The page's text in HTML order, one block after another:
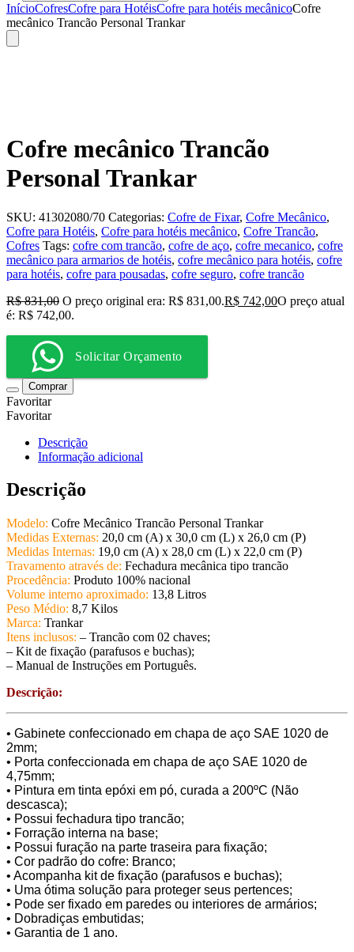
InícioCofresCofre para HotéisCofre para hotéis mecânicoCofre
mecânico Trancão Personal Trankar
Cofre mecânico Trancão
Personal Trankar
SKU: 41302080/70 Categorias: Cofre de Fixar, Cofre Mecânico,
Cofre para Hotéis, Cofre para hotéis mecânico, Cofre Trancão,
Cofres Tags: cofre com trancão, cofre de aço, cofre mecanico, cofre
mecânico para armarios de hotéis, cofre mecânico para hotéis, cofre
para hotéis, cofre para pousadas, cofre seguro, cofre trancão
R$831,00 O preço original era: R$ 831,00.R$ 742,00O preço atual
é: R$ 742,00.
Solicitar Orçamento
Comprar
Favoritar
Favoritar
Descrição
Informação adicional
Descrição
Modelo: Cofre Mecânico Trancão Personal Trankar
Medidas Externas: 20,0 cm (A) x 30,0 cm (L) x 26,0 cm (P)
Medidas Internas: 19,0 cm (A) x 28,0 cm (L) x 22,0 cm (P)
Travamento através de: Fechadura mecânica tipo trancão
Procedência: Produto 100% nacional
Volume interno aproximado: 13,8 Litros
Peso Médio: 8,7 Kilos
Marca: Trankar
Itens inclusos: – Trancão com 02 chaves;
– Kit de fixação (parafusos e buchas);
– Manual de Instruções em Português.
Descrição:
• Gabinete confeccionado em chapa de aço SAE 1020 de
2mm;
• Porta confeccionada em chapa de aço SAE 1020 de
4,75mm;
• Pintura em tinta epóxi em pó, curada a 200ºC (Não
descasca);
• Possui fechadura tipo trancão;
• Forração interna na base;
• Possui furação na parte traseira para fixação;
• Cor padrão do cofre: Branco;
• Acompanha kit de fixação (parafusos e buchas);
• Uma ótima solução para proteger seus pertences;
• Pode ser fixado em paredes ou interiores de armários;
• Dobradiças embutidas;
• Garantia de 1 ano.